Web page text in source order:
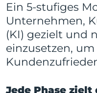
Ein 5-stufiges
Unternehmen,
(KI) gezielt und
einzusetzen,
Jede Phase zielt